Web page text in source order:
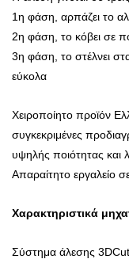
1η φάση, αρπάζει το
2η φάση, το κόβει σε
3η φάση, το στέλνει
εύκολα
Χειροποίητο προϊόν
συγκεκριμένες
υψηλής ποιότητας και
Απαραίτητο εργαλείο
Χαρακτηριστικά
Σύστημα άλεσης 3DCut